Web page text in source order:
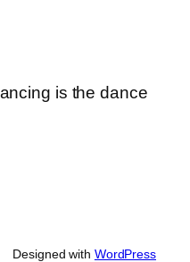
is the dance
Designed with WordPress